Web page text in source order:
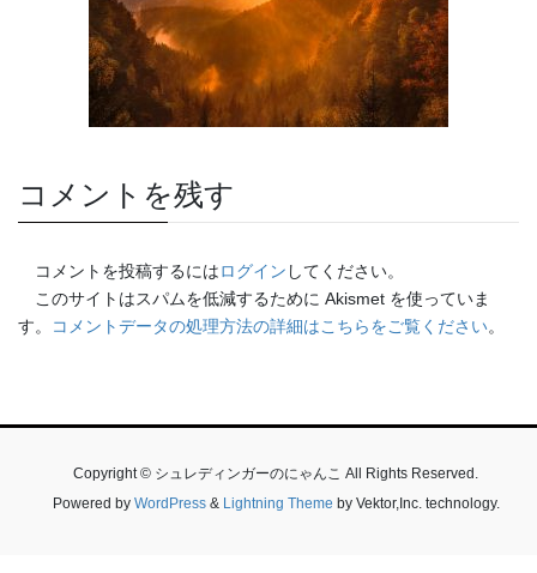
コメントを残す
コメントを投稿するにはログイン してください。
このサイトはスパムを低減するために Akismet を使っていま
す。
コメントデータの処理方法の詳細はこちらをご覧ください。
Copyright © シュレディンガーのにゃんこ All Rights Reserved.
Powered by WordPress& Lightning Theme by Vektor,Inc. technology.